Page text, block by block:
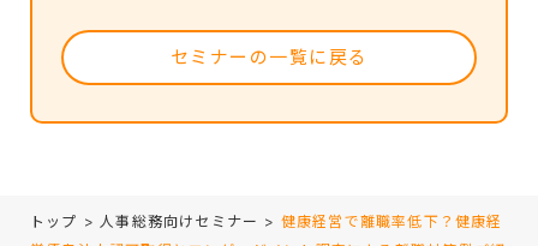
セミナーの一覧に戻る
トップ >人事総務向けセミナー > 健康経営で離職率低下？健康経